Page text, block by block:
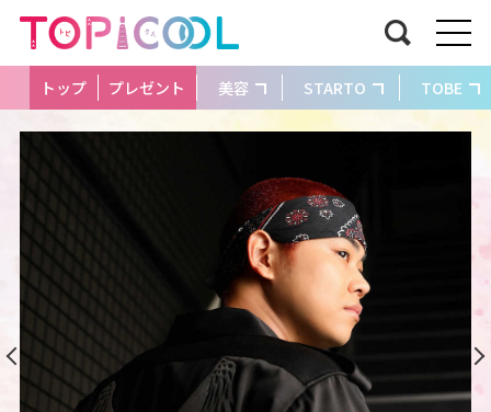
トップ プレゼント 美容 STARTO TOBE